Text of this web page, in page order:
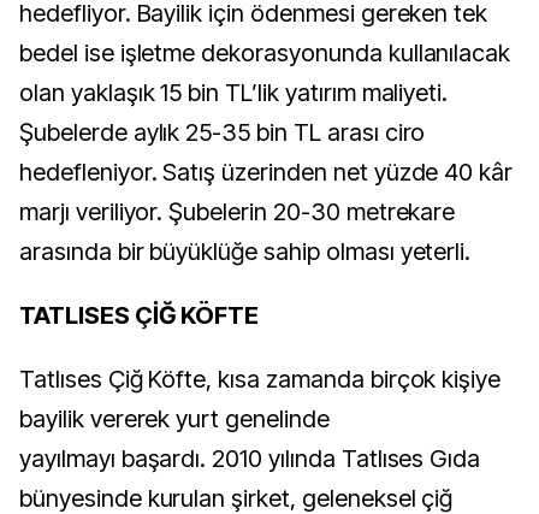
hedefliyor. Bayilik için ödenmesi gereken tek
bedel ise işletme dekorasyonunda kullanılacak
olan yaklaşık 15 bin TL’lik yatırım maliyeti.
Şubelerde aylık 25-35 bin TL arası ciro
hedefleniyor. Satış üzerinden net yüzde 40 kâr
marjı veriliyor. Şubelerin 20-30 metrekare
arasında bir büyüklüğe sahip olması yeterli.
TATLISES ÇİĞ KÖFTE
Tatlıses Çiğ Köfte, kısa zamanda birçok kişiye
bayilik vererek yurt genelinde
yayılmayı başardı. 2010 yılında Tatlıses Gıda
bünyesinde kurulan şirket, geleneksel çiğ